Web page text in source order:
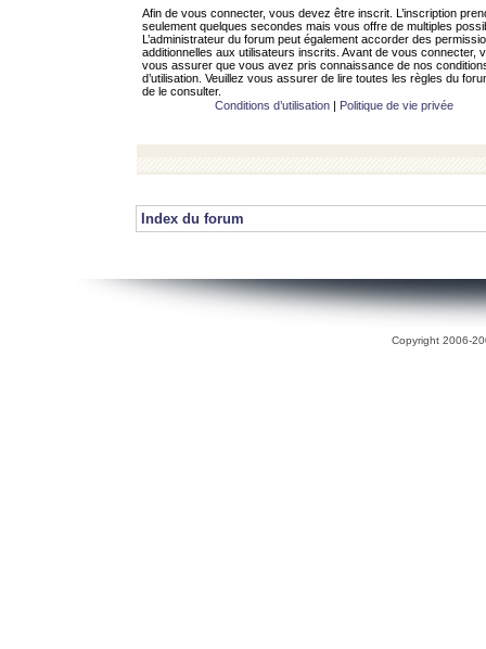
Afin de vous connecter, vous devez être inscrit. L’inscription
seulement quelques secondes mais vous offre de multiples
L’administrateur du forum peut également accorder des
additionnelles aux utilisateurs inscrits. Avant de vous connecter,
vous assurer que vous avez pris connaissance de nos
d’utilisation. Veuillez vous assurer de lire toutes les règles du
de le consulter.
Conditions d’utilisation| Politique de vie privée
Index du forum
Copyright 2006-